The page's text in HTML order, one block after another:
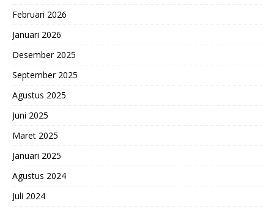
Februari 2026
Januari 2026
Desember 2025
September 2025
Agustus 2025
Juni 2025
Maret 2025
Januari 2025
Agustus 2024
Juli 2024